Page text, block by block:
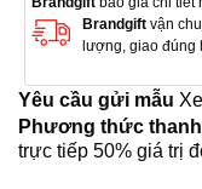
Brandgift vận
lượng, giao đúng
Yêu cầu gửi mẫu
Phương thức
trực tiếp 50% giá trị